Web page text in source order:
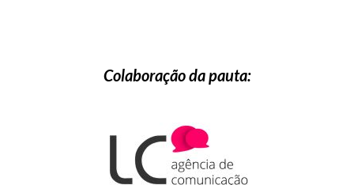
Colaboração da pauta: